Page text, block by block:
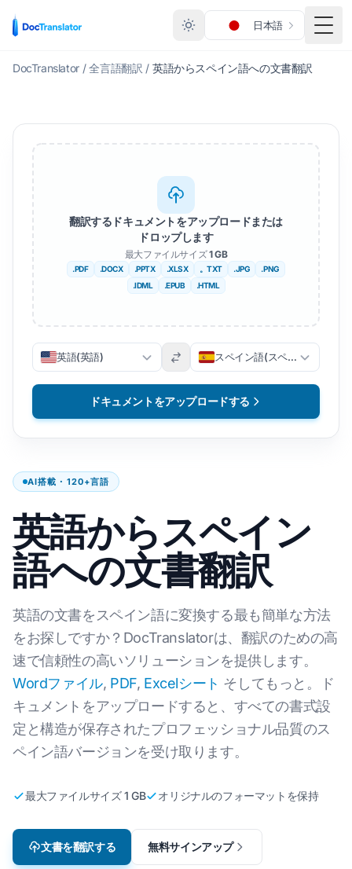
日本語
メニ
DocTranslator / 全言語翻訳 / 英語からスペイン語への文書翻訳
AI搭載・120+言語
英語からスペイン
語への文書翻訳
英語の文書をスペイン語に変換する最も簡単な方法
をお探しですか？DocTranslatorは、翻訳のための高
速で信頼性の高いソリューションを提供します。
Wordファイル, PDF, Excelシート そしてもっと。ド
キュメントをアップロードすると、すべての書式設
定と構造が保存されたプロフェッショナル品質のス
ペイン語バージョンを受け取ります。
最大ファイルサイズ 1 GB オリジナルのフォーマットを保持
文書を翻訳する 無料サインアップ
翻訳するドキュメントをアップロードまたは
ドロップします
最大ファイルサイズ1 GB
.PDF .DOCX .PPTX .XLSX 。TXT .JPG
.PNG
.IDML
.EPUB .HTML
英語(英語) スペイン語(スペイン語)
ドキュメントをアップロードする